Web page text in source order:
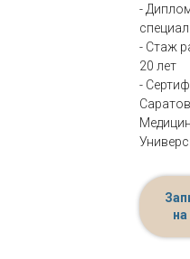
-
- Стаж
20 лет
-